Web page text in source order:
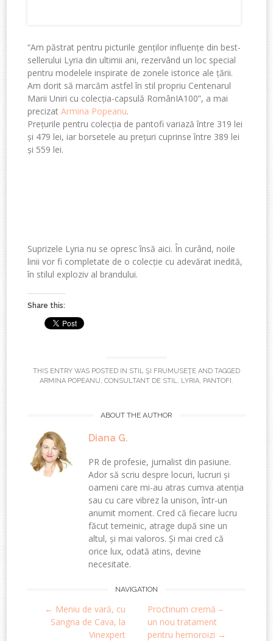
“Am păstrat pentru picturile genților influențe din best-
sellerului Lyria din ultimii ani, rezervând un loc special
pentru modelele inspirate de zonele istorice ale țării.
Am dorit să marcăm astfel în stil propriu Centenarul
Marii Uniri cu colecția-capsulă RomânIA100”, a mai
precizatArmina Popeanu.
Prețurile pentru colecția de pantofi variază între 319 lei
și 479 lei, iar borsetele au prețuri cuprinse între 389 lei
și 559 lei.
Suprizele Lyria nu se opresc însă aici. În curând, noile
linii vor fi completate de o colecție cu adevărat inedită,
în stilul exploziv al brandului.
Share this:
THIS ENTRY WAS POSTED IN STIL ŞI FRUMUSEŢE AND TAGGED
ARMINA POPEANU, CONSULTANT DE STIL, LYRIA, PANTOFI .
ABOUT THE AUTHOR
Diana G.
PR de profesie, jurnalist din pasiune.
Ador să scriu despre locuri, lucruri și
oameni care mi-au atras cumva atenția
sau cu care vibrez la unison, într-un
anumit moment. Cred că fiecare lucru
făcut temeinic, atrage după sine un
altul, și mai valoros. Și mai cred că
orice lux, odată atins, devine
necesitate.
navigation
NAVIGATION
← Meniu de vară, cu
Sangria de Cava, la
Vinexpert
Proctinum cremă –
un nou tratament
pentru hemoroizi →